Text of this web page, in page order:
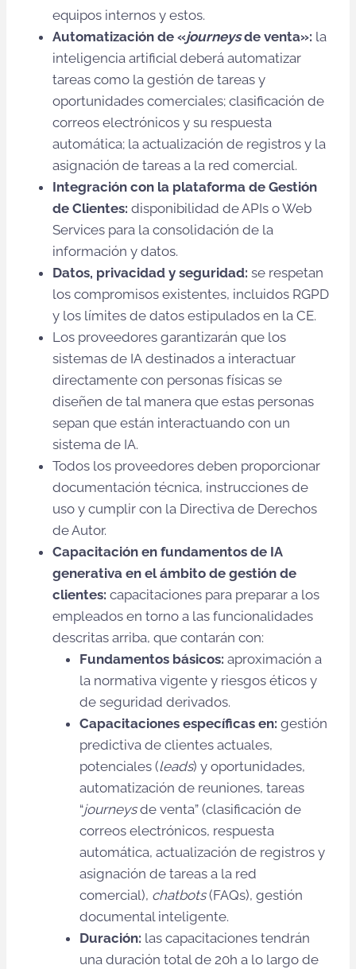
equipos internos y estos.
Automatización de «journeysde venta»: la
inteligencia artificial deberá automatizar
tareas como la gestión de tareas y
oportunidades comerciales; clasificación de
correos electrónicos y su respuesta
automática; la actualización de registros y la
asignación de tareas a la red comercial.
Integración con la plataforma de Gestión
de Clientes: disponibilidad de APIs o Web
Services para la consolidación de la
información y datos.
Datos, privacidad y seguridad: se respetan
los compromisos existentes, incluidos RGPD
y los límites de datos estipulados en la CE.
Los proveedores garantizarán que los
sistemas de IA destinados a interactuar
directamente con personas físicas se
diseñen de tal manera que estas personas
sepan que están interactuando con un
sistema de IA.
Todos los proveedores deben proporcionar
documentación técnica, instrucciones de
uso y cumplir con la Directiva de Derechos
de Autor.
Capacitación en fundamentos de IA
generativa en el ámbito de gestión de
clientes: capacitaciones para preparar a los
empleados en torno a las funcionalidades
descritas arriba, que contarán con:
Fundamentos básicos: aproximación a
la normativa vigente y riesgos éticos y
de seguridad derivados.
Capacitaciones específicas en: gestión
predictiva de clientes actuales,
potenciales (leads) y oportunidades,
automatización de reuniones, tareas
“journeysde venta” (clasificación de
correos electrónicos, respuesta
automática, actualización de registros y
asignación de tareas a la red
comercial), chatbots(FAQs), gestión
documental inteligente.
Duración: las capacitaciones tendrán
una duración total de 20h a lo largo de